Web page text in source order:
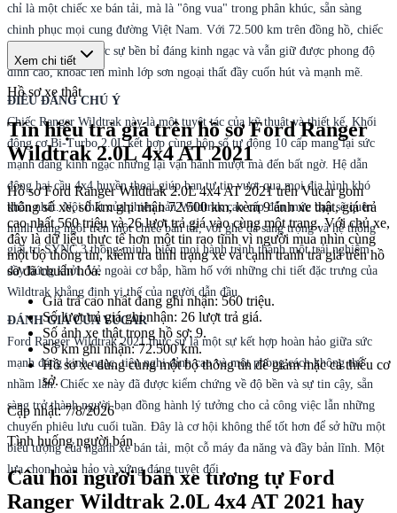
chỉ là một chiếc xe bán tải, mà là "ông vua" trong phân khúc, sẵn sàng
chinh phục mọi cung đường Việt Nam. Với 72.500 km trên đồng hồ, chiếc
xe đã chứng tỏ được sự bền bỉ đáng kinh ngạc và vẫn giữ được phong độ
đỉnh cao, khoác lên mình lớp sơn ngoại thất đầy cuốn hút và mạnh mẽ.
ĐIỀU ĐÁNG CHÚ Ý
Chiếc Ranger Wildtrak này là một tuyệt tác của kỹ thuật và thiết kế. Khối
động cơ Bi-Turbo 2.0L kết hợp cùng hộp số tự động 10 cấp mang lại sức
mạnh đáng kinh ngạc nhưng lại vận hành mượt mà đến bất ngờ. Hệ dẫn
động hai cầu 4x4 huyền thoại giúp bạn tự tin vượt qua mọi địa hình khó
khăn nhất. Nội thất của phiên bản Wildtrak cao cấp đến mức bạn sẽ quên
mình đang ngồi trên một chiếc bán tải, với ghế da sang trọng và hệ thống
giải trí SYNC 3 thông minh, biến mọi hành trình thành một trải nghiệm
đầy hứng khởi. Vẻ ngoài cơ bắp, hầm hố với những chi tiết đặc trưng của
Wildtrak khẳng định vị thế của người dẫn đầu.
ĐÁNH GIÁ CỦA VUCAR
Ford Ranger Wildtrak 2021 thực sự là một sự kết hợp hoàn hảo giữa sức
mạnh đáng kinh ngạc, tiện nghi đỉnh cao và một phong cách không thể
nhầm lẫn. Chiếc xe này đã được kiểm chứng về độ bền và sự tin cậy, sẵn
sàng trở thành người bạn đồng hành lý tưởng cho cả công việc lẫn những
chuyến phiêu lưu cuối tuần. Đây là cơ hội không thể tốt hơn để sở hữu một
biểu tượng của ngành xe bán tải, một cỗ máy đa năng và đầy bản lĩnh. Một
lựa chọn hoàn hảo và xứng đáng tuyệt đối
Xem chi tiết
Hồ sơ xe thật
Tín hiệu trả giá trên hồ sơ Ford Ranger
Wildtrak 2.0L 4x4 AT 2021
Hồ sơ Ford Ranger Wildtrak 2.0L 4x4 AT 2021 trên Vucar gom
thông số xe, số km ghi nhận 72.500 km, kèm 9 ảnh xe thật, giá trả
cao nhất 560 triệu và 26 lượt trả giá vào cùng một trang. Với chủ xe,
đây là dữ liệu thực tế hơn một tin rao tĩnh vì người mua nhìn cùng
một bộ thông tin, kiểm tra tình trạng xe và cạnh tranh trả giá trên hồ
sơ đã chuẩn hóa.
Giá trả cao nhất đang ghi nhận: 560 triệu.
Số lượt trả giá ghi nhận: 26 lượt trả giá.
Số ảnh xe thật trong hồ sơ: 9.
Số km ghi nhận: 72.500 km.
Hồ sơ xe dùng cùng một bộ thông tin để giảm mặc cả thiếu cơ
sở.
Cập nhật:7/8/2026
Tình huống người bán
Câu hỏi người bán xe tương tự Ford
Ranger Wildtrak 2.0L 4x4 AT 2021 hay